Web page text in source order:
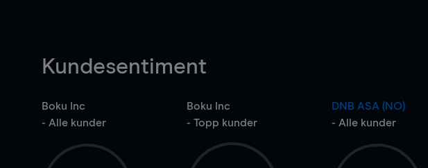
Kundesentiment
Boku Inc
- Alle kunder
Boku Inc
- Topp kunder
DNB ASA (NO)
- Alle kunder